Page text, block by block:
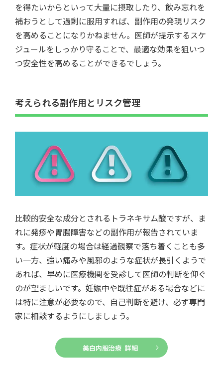
を得たいからといって大量に摂取したり、飲み忘れを
補おうとして過剰に服用すれば、副作用の発現リスク
を高めることになりかねません。医師が提示するスケ
ジュールをしっかり守ることで、最適な効果を狙いつ
つ安全性を高めることができるでしょう。
考えられる副作用とリスク管理
比較的安全な成分とされるトラネキサム酸ですが、ま
れに発疹や胃腸障害などの副作用が報告されていま
す。症状が軽度の場合は経過観察で落ち着くことも多
い一方、強い痛みや風邪のような症状が長引くようで
あれば、早めに医療機関を受診して医師の判断を仰ぐ
のが望ましいです。妊娠中や既往症がある場合などに
は特に注意が必要なので、自己判断を避け、必ず専門
家に相談するようにしましょう。
美白内服治療 詳細